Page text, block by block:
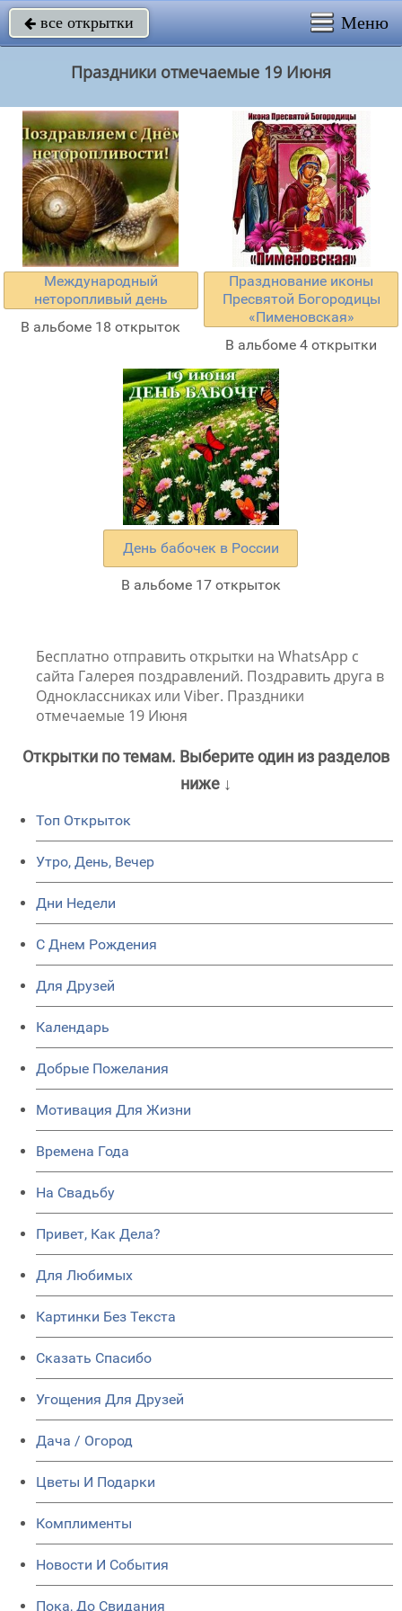
 все открытки Меню
Праздники отмечаемые 19 Июня
Международный
неторопливый день
В альбоме 18 открыток
Празднование иконы
Пресвятой Богородицы
«Пименовская»
В альбоме 4 открытки
День бабочек в России
В альбоме 17 открыток
Бесплатно отправить открытки на WhatsApp с
сайта Галерея поздравлений. Поздравить друга в
Одноклассниках или Viber. Праздники
отмечаемые 19 Июня
Открытки по темам. Выберите один из разделов
ниже ↓
Топ Открыток
Утро, День, Вечер
Дни Недели
C Днем Рождения
Для Друзей
Календарь
Добрые Пожелания
Мотивация Для Жизни
Времена Года
На Свадьбу
Привет, Как Дела?
Для Любимых
Картинки Без Текста
Сказать Спасибо
Угощения Для Друзей
Дача / Огород
Цветы И Подарки
Комплименты
Новости И События
Пока, До Свидания